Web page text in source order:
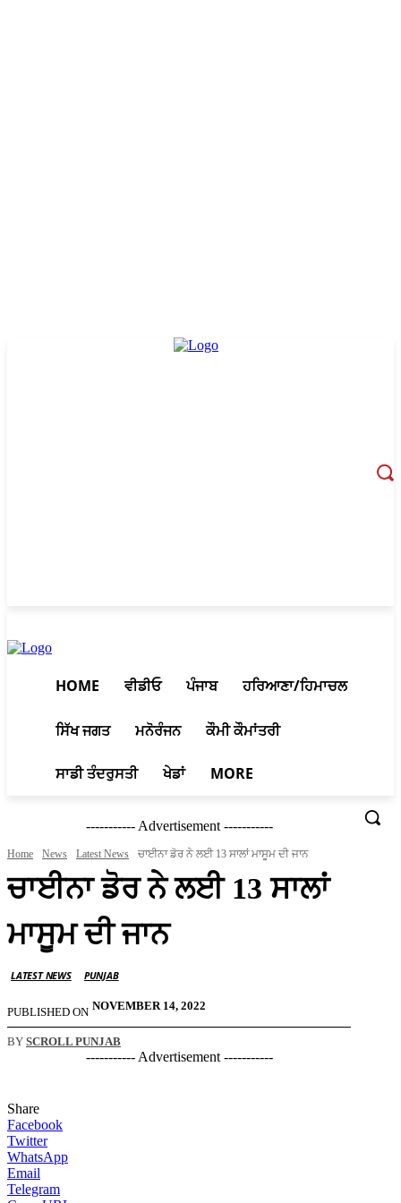
HOME ਵੀਡੀਓ ਪੰਜਾਬ ਹਰਿਆਣਾ/ਹਿਮਾਚਲ
ਸਿੱਖ ਜਗਤ ਮਨੋਰੰਜਨ ਕੌਮੀ ਕੌਮਾਂਤਰੀ
ਸਾਡੀ ਤੰਦਰੁਸਤੀ ਖੇਡਾਂ MORE
----------- Advertisement -----------
Home News Latest News ਚਾਈਨਾ ਡੋਰ ਨੇ ਲਈ 13 ਸਾਲਾਂ ਮਾਸੂਮ ਦੀ ਜਾਨ
ਚਾਈਨਾ ਡੋਰ ਨੇ ਲਈ 13 ਸਾਲਾਂ
ਮਾਸੂਮ ਦੀ ਜਾਨ
LATEST NEWS PUNJAB
PUBLISHED ON NOVEMBER 14, 2022
BY SCROLL PUNJAB
----------- Advertisement -----------
Share
Facebook
Twitter
WhatsApp
Email
Telegram